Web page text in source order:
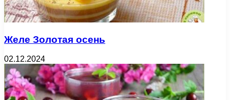
Желе Золотая осень
02.12.2024